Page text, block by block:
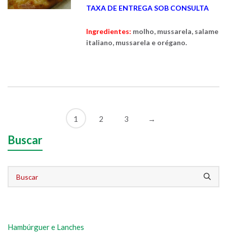
TAXA DE ENTREGA SOB CONSULTA
Ingredientes: molho, mussarela, salame
italiano, mussarela e orégano.
1 2 3 →
Buscar
Hambúrguer e Lanches